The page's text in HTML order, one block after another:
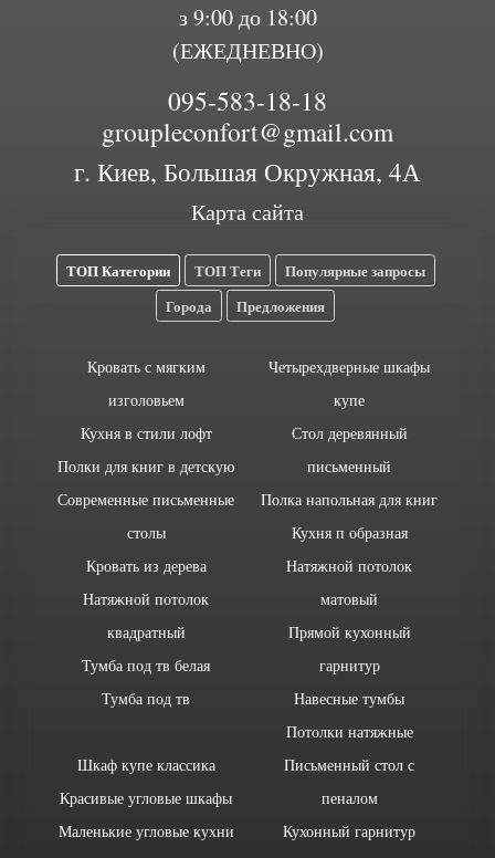
з 9:00 до 18:00
(ЕЖЕДНЕВНО)
095-583-18-18
groupleconfort@gmail.com
г. Киев, Большая Окружная, 4А
Карта сайта
ТОП Категории ТОП Теги
Популярные запросы
Города
Предложения
Кровать с мягким
изголовьем
Кухня в стили лофт
Полки для книг в детскую
Современные письменные
столы
Кровать из дерева
Натяжной потолок
квадратный
Тумба под тв белая
Тумба под тв
Четырехдверные шкафы
купе
Стол деревянный
письменный
Полка напольная для книг
Кухня п образная
Натяжной потолок
матовый
Прямой кухонный
гарнитур
Навесные тумбы
Потолки натяжные
Шкаф купе классика
Красивые угловые шкафы
Маленькие угловые кухни
Письменный стол с
пеналом
Кухонный гарнитур